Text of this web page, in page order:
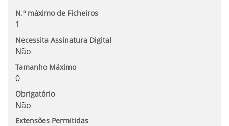
N.º máximo de Ficheiros
1
Necessita Assinatura Digital
Não
Tamanho Máximo
0
Obrigatório
Não
Extensões Permitidas